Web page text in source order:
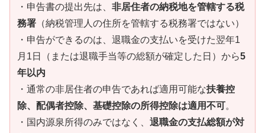
・申告書の提出先は、 非居住者の納税地を管轄する税
務署 （納税管理人の住所を管轄する税務署ではない）
・申告ができるのは、退職金の支払いを受けた翌年1
月1日（または退職手当等の総額が確定した日）から5
年以内
・通常の非居住者の申告であれば適用可能な扶養控
除、配偶者控除、基礎控除の所得控除は適用不可。
・国内源泉所得のみではなく、 退職金の支払総額が対